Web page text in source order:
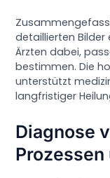
detaillierten
Ärzten dabei,
bestimmen. Die
unterstützt
langfristiger
Diagnose